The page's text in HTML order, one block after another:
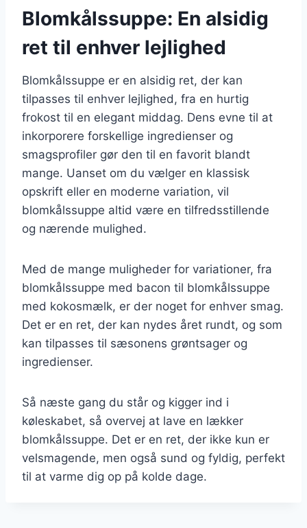
Blomkålssuppe: En alsidig
ret til enhver lejlighed
Blomkålssuppe er en alsidig ret, der kan
tilpasses til enhver lejlighed, fra en hurtig
frokost til en elegant middag. Dens evne til at
inkorporere forskellige ingredienser og
smagsprofiler gør den til en favorit blandt
mange. Uanset om du vælger en klassisk
opskrift eller en moderne variation, vil
blomkålssuppe altid være en tilfredsstillende
og nærende mulighed.
Med de mange muligheder for variationer, fra
blomkålssuppe med bacon til blomkålssuppe
med kokosmælk, er der noget for enhver smag.
Det er en ret, der kan nydes året rundt, og som
kan tilpasses til sæsonens grøntsager og
ingredienser.
Så næste gang du står og kigger ind i
køleskabet, så overvej at lave en lækker
blomkålssuppe. Det er en ret, der ikke kun er
velsmagende, men også sund og fyldig, perfekt
til at varme dig op på kolde dage.